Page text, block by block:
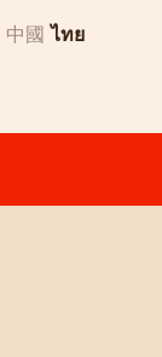
中國 ไทย